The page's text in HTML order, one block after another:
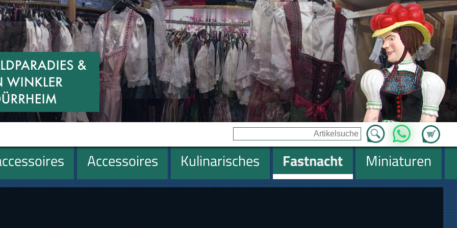
Zum
WhatsApp
Accessoires Kulinarisches Fastnacht
Miniaturen